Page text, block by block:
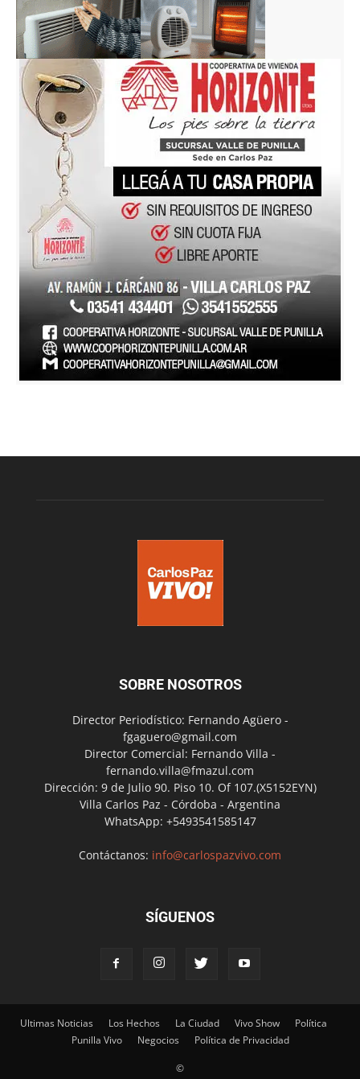
SOBRE NOSOTROS
Director Periodístico: Fernando Agüero -
fgaguero@gmail.com
Director Comercial: Fernando Villa -
fernando.villa@fmazul.com
Dirección: 9 de Julio 90. Piso 10. Of 107.(X5152EYN)
Villa Carlos Paz - Córdoba - Argentina
WhatsApp: +5493541585147
Contáctanos: info@carlospazvivo.com
SÍGUENOS
Ultimas Noticias Los Hechos La Ciudad Vivo Show
Política
Punilla Vivo
Negocios Política de Privacidad
©